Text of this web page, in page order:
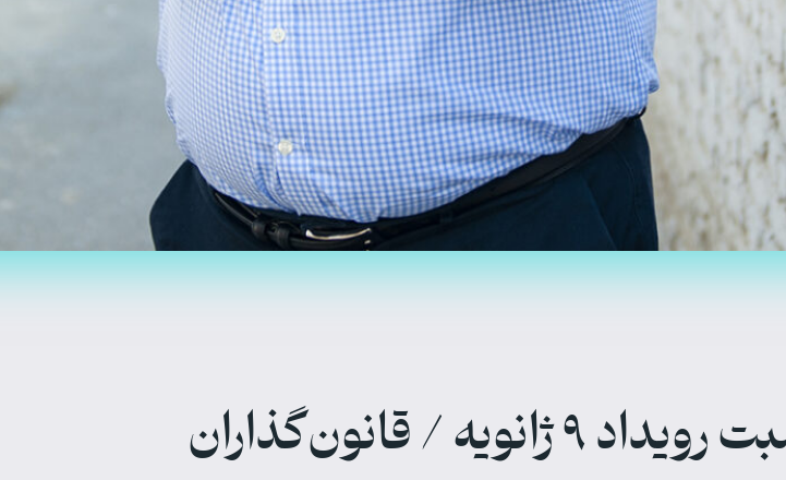
گفت‌وگو با طاها تهرانی به مناسبت رویداد ۹ ژانویه / قانون‌گذاران